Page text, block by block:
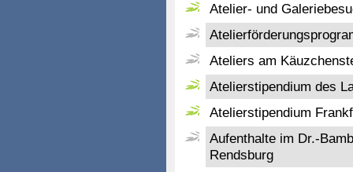
Atelier- und
Ateliers am
Atelierstipendium des
Atelierstipendium
Aufenthalte im Dr.-
Rendsburg